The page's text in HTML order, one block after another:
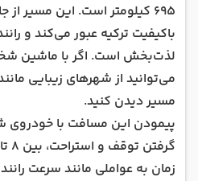
جاذبه‌های گردشگری بدروم و
انتخاب شما برای طی کردن
کدام است؟
695 کیلومتر است. این مسیر
باکیفیت ترکیه عبور می‌کند و
لذت‌بخش است. اگر با ماشین
می‌توانید از شهرهای زیبایی
مسیر دیدن کنید.
پیمودن این مسافت با خودروی
زمان به عواملی مانند سرعت